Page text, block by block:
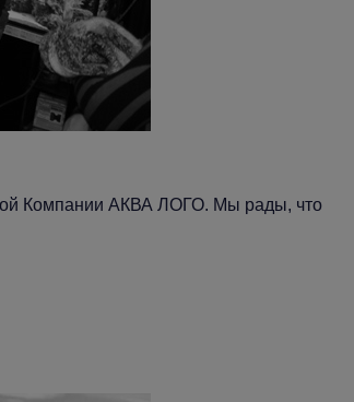
Компании АКВА ЛОГО. Мы рады, что